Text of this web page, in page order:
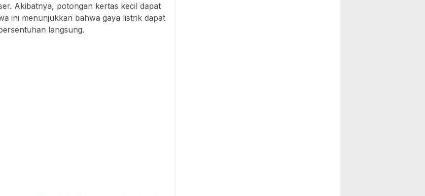
Akibatnya, potongan kertas kecil dapat
ini menunjukkan bahwa gaya listrik dapat
langsung.